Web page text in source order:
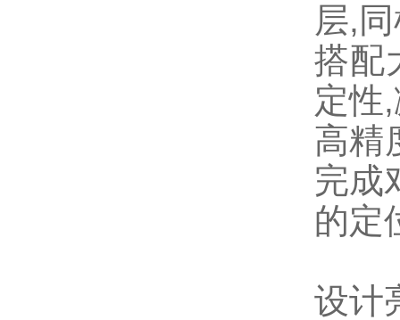
层,
搭配
定性
高精
完成
的定
设计